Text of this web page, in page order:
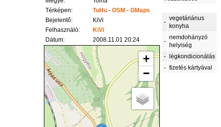
Térképen:
TuHu -OSM -GMaps
Bejelentő:
KiVi
Felhasználó:
KiVi
Dátum:
2008.11.01 20:24
+
−
-
vegetáriánus
konyha
-
nemdohányzó
helyiség
-
légkondicionálás
- fizetés kártyával